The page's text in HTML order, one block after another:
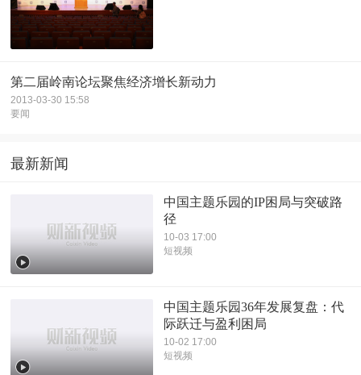
第二届岭南论坛聚焦经济增长新动力
2013-03-30 15:58
要闻
最新新闻
中国主题乐园的IP困局与突破路
径
10-03 17:00
短视频
中国主题乐园36年发展复盘：代
际跃迁与盈利困局
10-02 17:00
短视频